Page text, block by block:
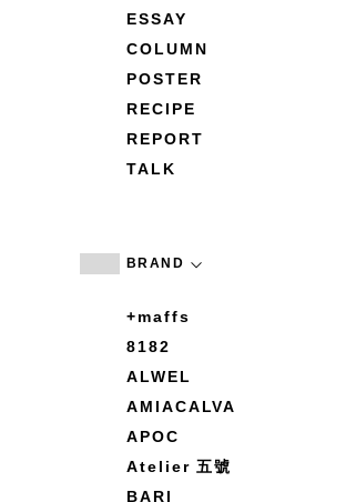
ESSAY
COLUMN
POSTER
RECIPE
REPORT
TALK
BRAND
+maffs
8182
ALWEL
AMIACALVA
APOC
Atelier 五號
BARI